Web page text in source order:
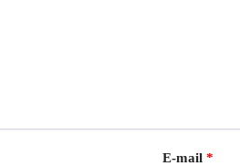
E-mail *